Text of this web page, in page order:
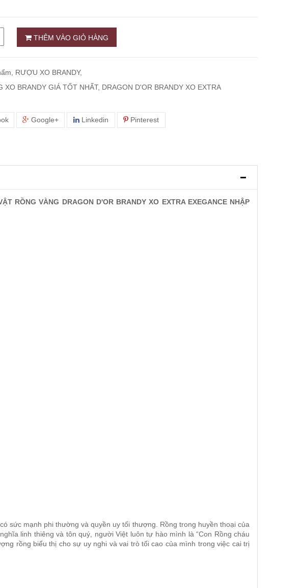
THÊM VÀO GIỎ HÀNG
RƯỢU XO BRANDY,
XO BRANDY GIÁ TỐT NHẤT, DRAGON D'OR BRANDY XO EXTRA
Google+ Linkedin Pinterest
RỒNG VÀNG DRAGON D'OR BRANDY XO EXTRA EXEGANCE NHẬP
sức mạnh phi thường và quyền uy tối thượng. Rồng trong huyền thoại của
linh thiêng và tôn quý, người Việt luôn tự hào mình là “Con Rồng cháu
rồng biểu thị cho sự uy nghi và vai trò tối cao của mình trong việc cai trị